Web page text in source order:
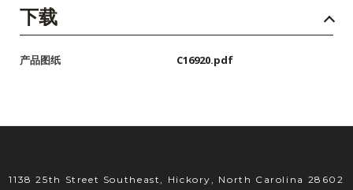
下载
产品图纸 C16920.pdf
1138 25th Street Southeast, Hickory, North Carolina 28602